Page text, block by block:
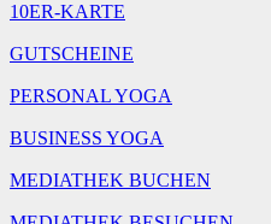
10ER-KARTE
GUTSCHEINE
PERSONAL YOGA
BUSINESS YOGA
MEDIATHEK BUCHEN